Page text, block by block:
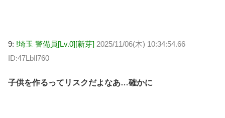
9: !埼玉 警備員[Lv.0][新芽] 2025/11/06(木) 10:34:54.66
ID:47LbIl760
子供を作るってリスクだよなあ…確かに